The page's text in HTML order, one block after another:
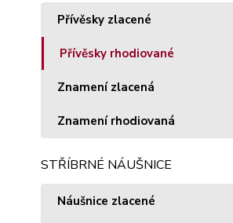
Přívěsky zlacené
Přívěsky rhodiované
Znamení zlacená
Znamení rhodiovaná
STŘÍBRNÉ NÁUŠNICE
Náušnice zlacené